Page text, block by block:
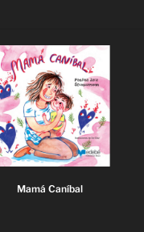
Mamá Caníbal